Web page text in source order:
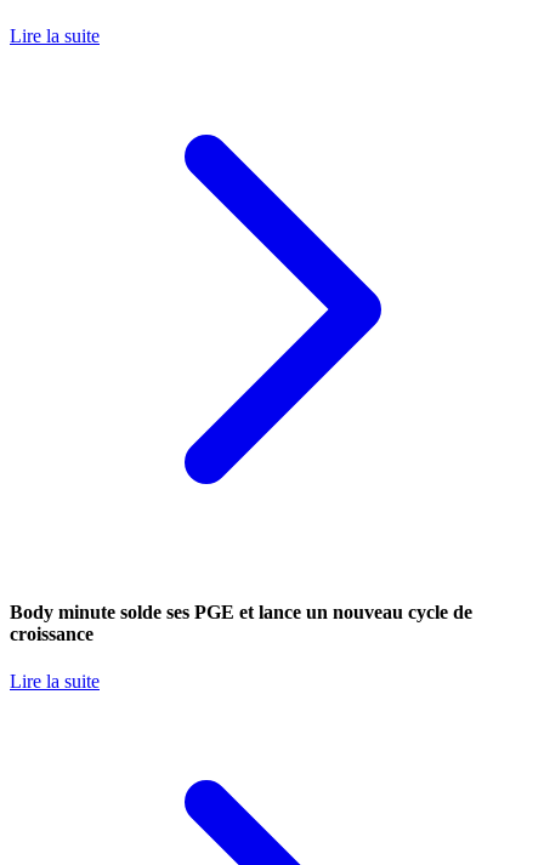
Lire la suite
Body minute solde ses PGE et lance un nouveau cycle de
croissance
Lire la suite